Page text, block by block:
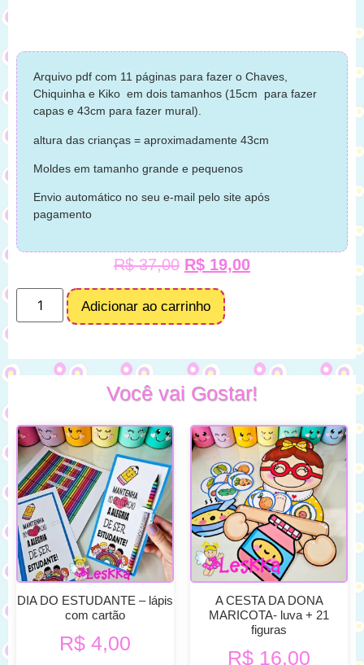
Arquivo pdf com 11 páginas para fazer o Chaves,
Chiquinha e Kiko em dois tamanhos (15cm para fazer
capas e 43cm para fazer mural).
altura das crianças = aproximadamente 43cm
Moldes em tamanho grande e pequenos
Envio automático no seu e-mail pelo site após
pagamento
R$37,00 R$ 19,00
Adicionar ao carrinho
Você vai Gostar!
DIA DO ESTUDANTE – lápis
com cartão
R$ 4,00
A CESTA DA DONA
MARICOTA- luva + 21
figuras
R$ 16,00